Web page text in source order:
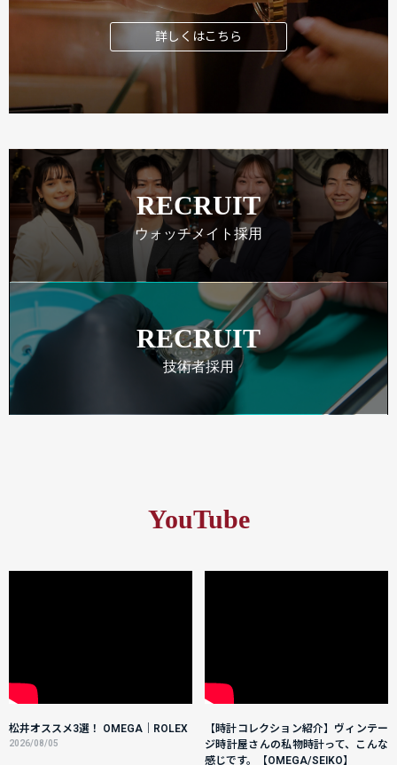
詳しくはこちら
RECRUIT
ウォッチメイト採用
RECRUIT
技術者採用
YouTube
松井オススメ3選！ OMEGA｜ROLEX
2026/08/05
【時計コレクション紹介】ヴィンテー
ジ時計屋さんの私物時計って、こんな
感じです。【OMEGA/SEIKO】